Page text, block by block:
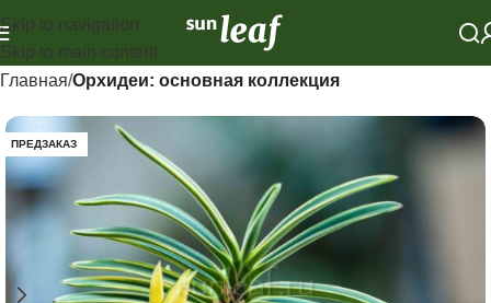
Skip to navigation
Skip to main content
Главная Орхидеи: основная коллекция
ПРЕДЗАКАЗ